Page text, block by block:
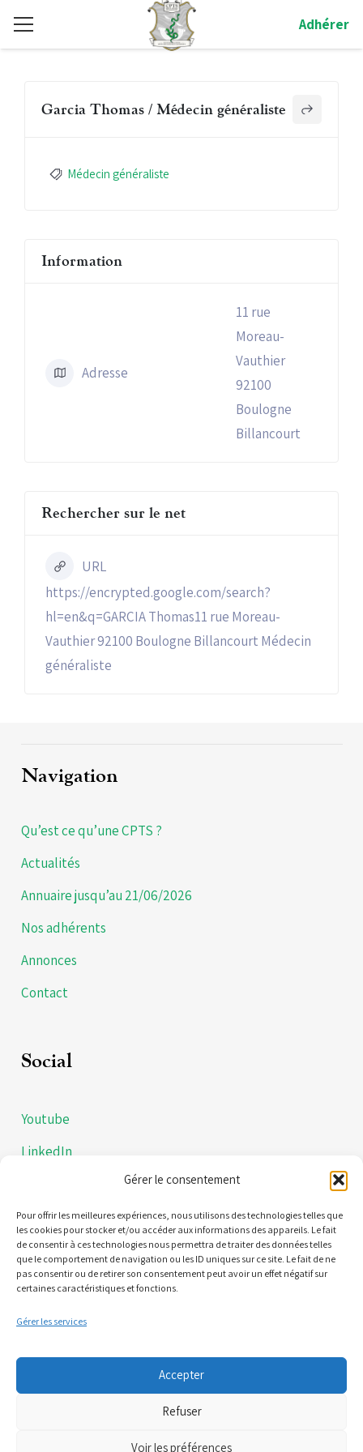
Gérer le consentement
Pour offrir les meilleures expériences, nous utilisons des technologies telles que
les cookies pour stocker et/ou accéder aux informations des appareils. Le fait
de consentir à ces technologies nous permettra de traiter des données telles
que le comportement de navigation ou les ID uniques sur ce site. Le fait de ne
pas consentir ou de retirer son consentement peut avoir un effet négatif sur
certaines caractéristiques et fonctions.
Gérer les services
Accepter
Refuser
Voir les préférences
Adhérer
Garcia Thomas / Médecin généraliste
Médecin généraliste
Information
Adresse
11 rue
Moreau-
Vauthier
92100
Boulogne
Billancourt
Rechercher sur le net
URL
https://encrypted.google.com/search?
hl=en&q=GARCIA Thomas11 rue Moreau-
Vauthier 92100 Boulogne Billancourt Médecin
généraliste
Navigation
Qu’est ce qu’une CPTS ?
Actualités
Annuaire jusqu’au 21/06/2026
Nos adhérents
Annonces
Contact
Social
Youtube
LinkedIn
Politiques de confidentialités
Mentions légales
(Nous ne sommes pas une plateforme de RDV)